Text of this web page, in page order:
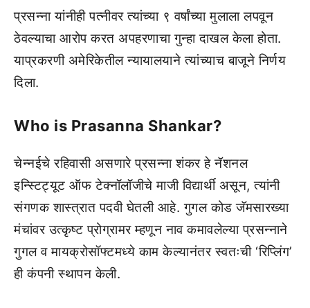
प्रसन्ना यांनीही पत्नीवर त्यांच्या ९ वर्षांच्या मुलाला लपवून
ठेवल्याचा आरोप करत अपहरणाचा गुन्हा दाखल केला होता.
याप्रकरणी अमेरिकेतील न्यायालयाने त्यांच्याच बाजूने निर्णय
दिला.
Who is Prasanna Shankar?
चेन्नईचे रहिवासी असणारे प्रसन्ना शंकर हे नॅशनल
इन्स्टिट्यूट ऑफ टेक्नॉलॉजीचे माजी विद्यार्थी असून, त्यांनी
संगणक शास्त्रात पदवी घेतली आहे. गुगल कोड जॅमसारख्या
मंचांवर उत्कृष्ट प्रोग्रामर म्हणून नाव कमावलेल्या प्रसन्नाने
गुगल व मायक्रोसॉफ्टमध्ये काम केल्यानंतर स्वतःची ‘रिप्लिंग’
ही कंपनी स्थापन केली.